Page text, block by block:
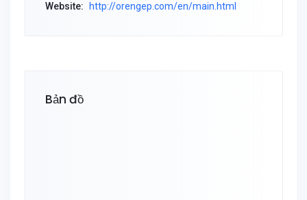
Website: http://orengep.com/en/main.html
Bản đồ